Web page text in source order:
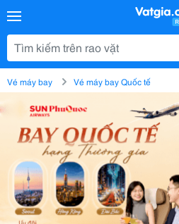
Vé máy bay Vé máy bay Quốc tế